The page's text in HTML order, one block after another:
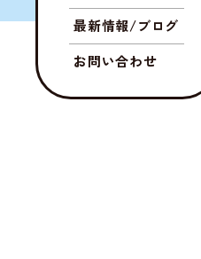
最新情報/ブログ
お問い合わせ